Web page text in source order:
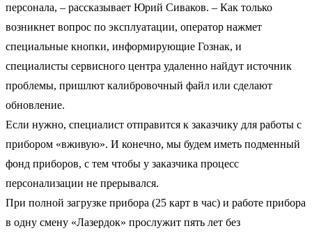
персонала, – рассказывает Юрий Сиваков. – Как только
возникнет вопрос по эксплуатации, оператор нажмет
специальные кнопки, информирующие Гознак, и
специалисты сервисного центра удаленно найдут источник
проблемы, пришлют калибровочный файл или сделают
обновление.
Если нужно, специалист отправится к заказчику для работы с
прибором «вживую». И конечно, мы будем иметь подменный
фонд приборов, с тем чтобы у заказчика процесс
персонализации не прерывался.
При полной загрузке прибора (25 карт в час) и работе прибора
в одну смену «Лазердок» прослужит пять лет без